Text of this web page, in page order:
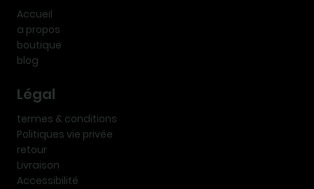
Accueil
a propos
boutique
blog
Légal
termes & conditions
Politiques vie privée
retour
Livraison
Accessibilité